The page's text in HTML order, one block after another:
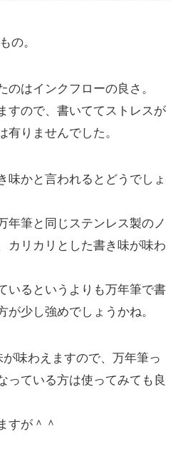
の。
のはインクフローの良さ。
すので、書いててストレスが
有りませんでした。
味かと言われるとどうでしょ
年筆と同じステンレス製のノ
カリカリとした書き味が味わ
いるというよりも万年筆で書
が少し強めでしょうかね。
味わえますので、万年筆っ
っている方は使ってみても良
すが＾＾